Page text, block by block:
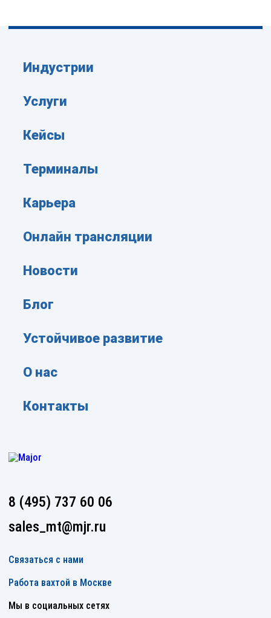
Индустрии
Услуги
Кейсы
Терминалы
Карьера
Онлайн трансляции
Новости
Блог
Устойчивое развитие
О нас
Контакты
8 (495) 737 60 06
sales_mt@mjr.ru
Связаться с нами
Работа вахтой в Москве
Мы в социальных сетях